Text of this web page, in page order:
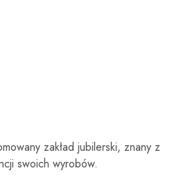
zakład jubilerski, znany z
swoich wyrobów.